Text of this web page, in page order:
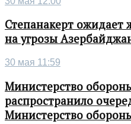
Степанакерт ожидает
на угрозы
30 мая 11:59
Министерство
распространило
Министерство